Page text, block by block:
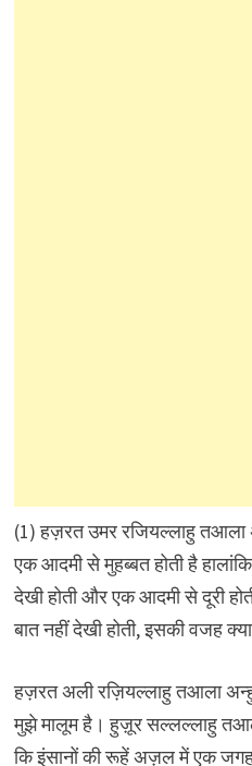
(1) हज़रत उमर रजियल्लाहु तआला
एक आदमी से मुहब्बत होती है
देखी होती और एक आदमी से दूरी
बात नहीं देखी होती, इसकी वजह
हज़रत अली रज़ियल्लाहु तआला
मुझे मालूम है। हुज़ूर सल्लल्लाहु
कि इंसानों की रूहें अज़ल में एक